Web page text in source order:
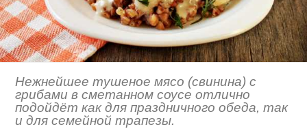
Нежнейшее тушеное мясо (свинина) с
грибами в сметанном соусе отлично
подойдёт как для праздничного обеда, так
и для семейной трапезы.